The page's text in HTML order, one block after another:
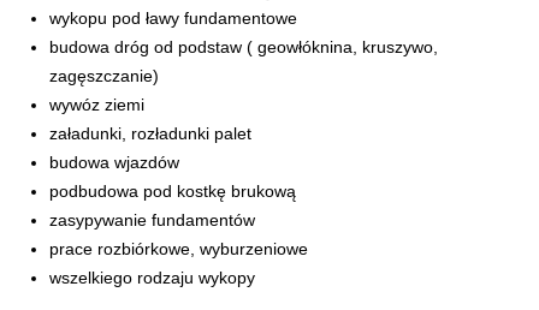
wykopu pod ławy fundamentowe
budowa dróg od podstaw ( geowłóknina, kruszywo,
zagęszczanie)
wywóz ziemi
załadunki, rozładunki palet
budowa wjazdów
podbudowa pod kostkę brukową
zasypywanie fundamentów
prace rozbiórkowe, wyburzeniowe
wszelkiego rodzaju wykopy